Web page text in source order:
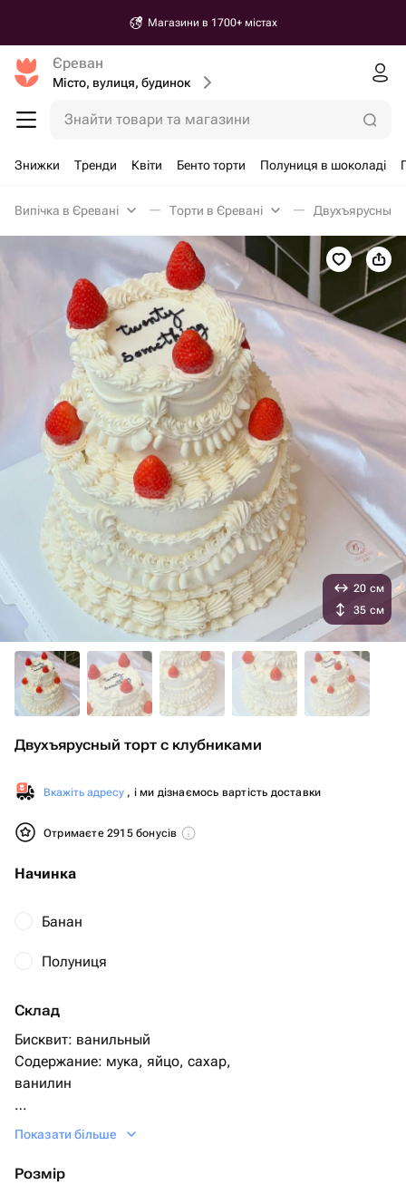
Магазини в 1700+ містах
Єреван
Місто, вулиця, будинок
Знайти товари та магазини
Знижки Тренди Квіти Бенто торти Полуниця в шоколаді
Випічка в Єревані Торти в Єревані Двухъярусный
Двухъярусный торт с клубниками
Вкажіть адресу , і ми дізнаємось вартість доставки
Отримаєте 2915 бонусів
Начинка
Банан
Полуниця
Склад
Бисквит: ванильный
Содержание: мука, яйцо, сахар,
ванилин
Крем: сгущенное молоко с маслом
Если хотите шоколадный бисквит укажите в
Показати більше
Розмір
20 см
35 см